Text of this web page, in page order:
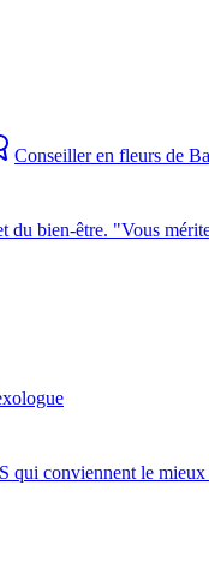
Conseiller en fleurs de
du bien-être. "Vous
conviennent le